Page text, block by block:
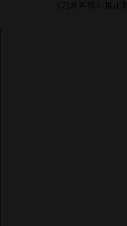
《刀劍神域》推出